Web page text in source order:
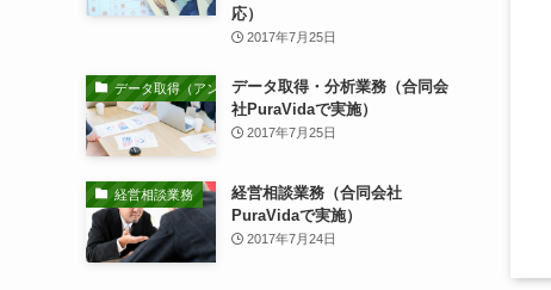
応）
2017年7月25日
データ取得（アンケート調査等）・分析業務
データ取得・分析業務（合同会
社PuraVidaで実施）
2017年7月25日
経営相談業務
経営相談業務（合同会社
PuraVidaで実施）
2017年7月24日